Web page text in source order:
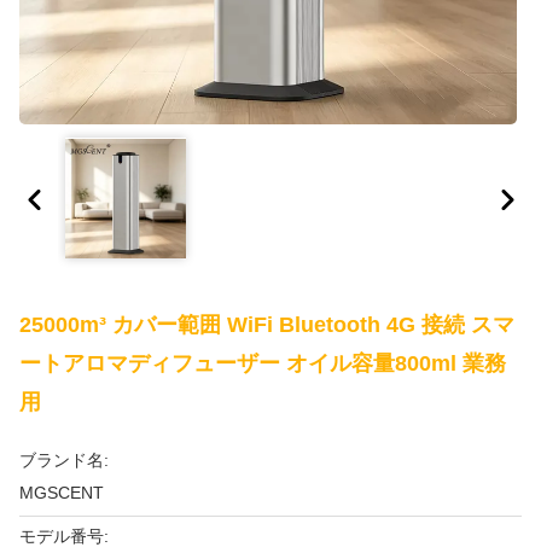
25000m³ カバー範囲 WiFi Bluetooth 4G 接続 スマ
ートアロマディフューザー オイル容量800ml 業務
用
ブランド名:
MGSCENT
モデル番号: